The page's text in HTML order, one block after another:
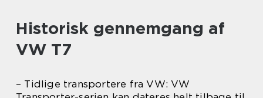
Historisk gennemgang af
VW T7
– Tidlige transportere fra VW: VW